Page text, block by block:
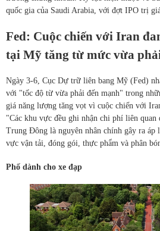
quốc gia của Saudi Arabia, với đợt IPO trị
Fed: Cuộc chiến với Iran
tại Mỹ tăng từ mức vừa
Ngày 3-6, Cục Dự trữ liên bang Mỹ (Fed)
với "tốc độ từ vừa phải đến mạnh" trong
giá năng lượng tăng vọt vì cuộc chiến với
"Các khu vực đều ghi nhận chi phí liên
Trung Đông là nguyên nhân chính gây ra áp
vực vận tải, đóng gói, thực phẩm và phân
Phố dành cho xe đạp